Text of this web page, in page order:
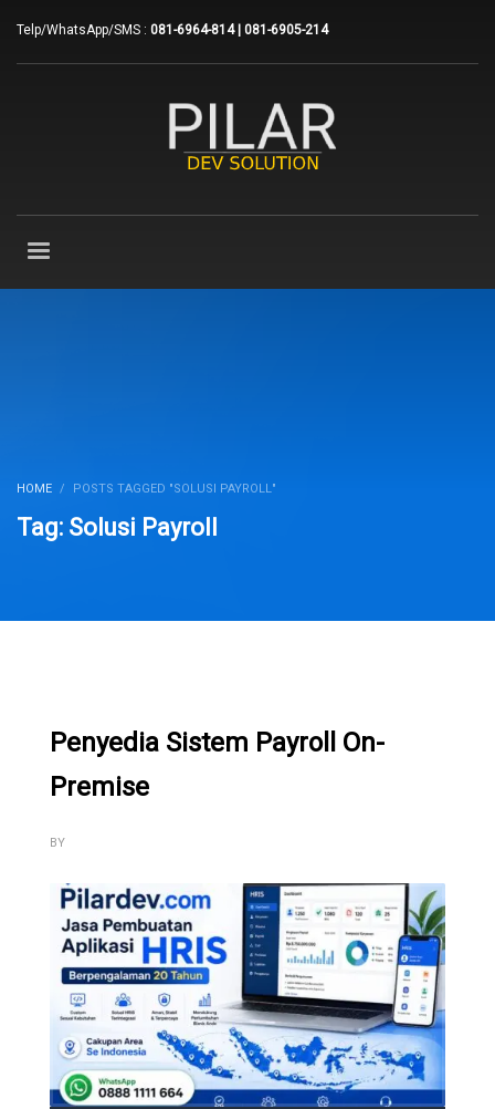
Telp/WhatsApp/SMS : 081-6964-814 | 081-6905-214
HOME POSTS TAGGED "SOLUSI PAYROLL"
Tag: Solusi Payroll
Penyedia Sistem Payroll On-
Premise
BY